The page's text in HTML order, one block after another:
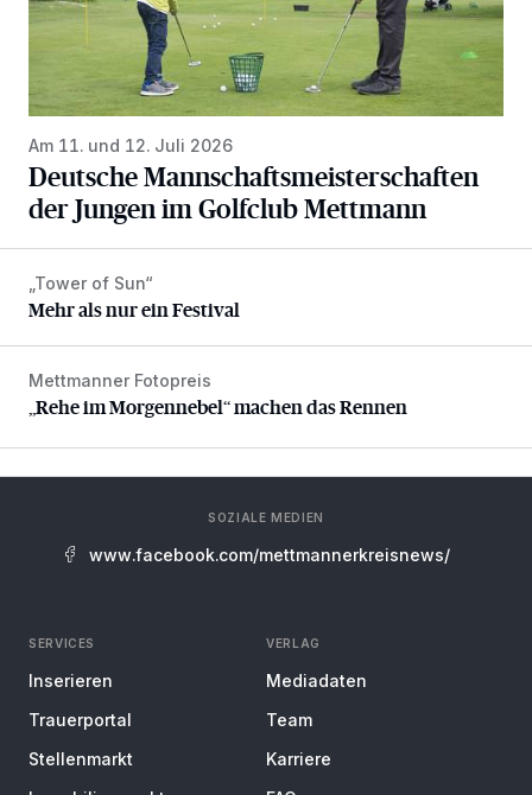
Am 11. und 12. Juli 2026
Deutsche Mannschaftsmeisterschaften
der Jungen im Golfclub Mettmann
Mehr als nur ein Festival
„Tower of Sun“
Mehr als nur ein Festival
„Rehe im Morgennebel“ machen das Rennen
Mettmanner Fotopreis
„Rehe im Morgennebel“ machen das Rennen
SOZIALE MEDIEN
www.facebook.com/mettmannerkreisnews/
SERVICES
Inserieren
Trauerportal
Stellenmarkt
VERLAG
Mediadaten
Team
Karriere